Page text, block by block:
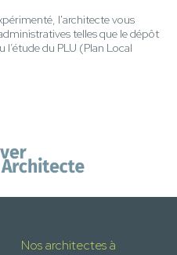
l'architecte vous
telles que le dépôt
l’étude du PLU (Plan Local
Nos architectes à